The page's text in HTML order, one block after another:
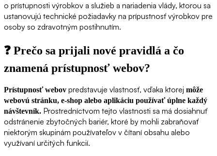
o prístupnosti výrobkov a služieb a nariadenia vlády, ktorou sa
ustanovujú technické požiadavky na prípustnosť výrobkov pre
osoby so zdravotným postihnutím.
❓ Prečo sa prijali nové pravidlá a čo
znamená prístupnosť webov?
Prístupnosť webov predstavuje vlastnosť, vďaka ktorej môže
webovú stránku, e-shop alebo aplikáciu používať úplne každý
návštevník. Prostredníctvom tejto vlastnosti sa má dosiahnuť
odstránenie zbytočných bariér, ktoré by mohli zabraňovať
niektorým skupinám používateľov v čítaní obsahu alebo
využívaní určitých funkcií.